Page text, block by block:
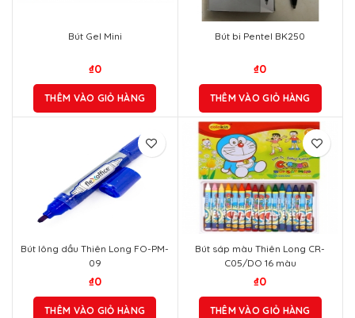
Bút Gel Mini
₫0
THÊM VÀO GIỎ HÀNG
Bút bi Pentel BK250
₫0
THÊM VÀO GIỎ HÀNG
Bút lông dầu Thiên Long FO-PM-
09
₫0
THÊM VÀO GIỎ HÀNG
Bút sáp màu Thiên Long CR-
C05/DO 16 màu
₫0
THÊM VÀO GIỎ HÀNG